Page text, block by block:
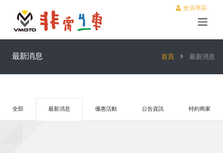
會員專區
最新消息 首頁 最新消息
全部 最新消息 優惠活動 公告資訊 特約商家